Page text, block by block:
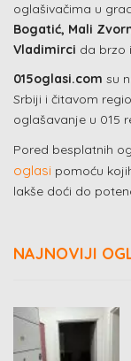
oglašivačima u
Bogatić, Mali
Vladimirci da brzo
015oglasi.com su
Srbiji i čitavom
oglašavanje u 015
Pored besplatnih
oglasi pomoću
lakše doći do
NAJNOVIJI